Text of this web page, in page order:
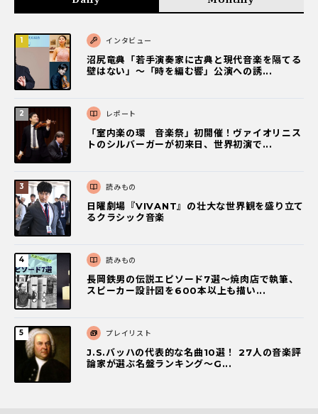
インタビュー
沼尻竜典「若手演奏家に古典と現代音楽を隔てる
壁はない」～「時を編む響」公演への誘...
レポート
「室内楽の環 音楽祭」初開催！ヴァイオリニス
トのシルバーガーが初来日、世界初演で...
読みもの
日曜劇場『VIVANT』の壮大な世界観を盛り立て
るクラシック音楽
読みもの
長岡鉄男の伝説エピソード7選〜焼肉店で執筆、
スピーカー設計図を600本以上も描い...
プレイリスト
J.S.バッハの代表的な名曲10選！ 27人の音楽評
論家が選ぶ名盤ランキング〜G...